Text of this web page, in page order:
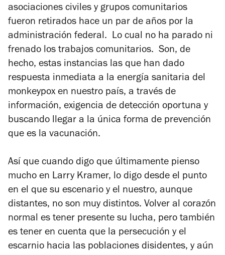
asociaciones civiles y grupos comunitarios
fueron retirados hace un par de años por la
administración federal. Lo cual no ha parado ni
frenado los trabajos comunitarios. Son, de
hecho, estas instancias las que han dado
respuesta inmediata a la energía sanitaria del
monkeypox en nuestro país, a través de
información, exigencia de detección oportuna y
buscando llegar a la única forma de prevención
que es la vacunación.
Así que cuando digo que últimamente pienso
mucho en Larry Kramer, lo digo desde el punto
en el que su escenario y el nuestro, aunque
distantes, no son muy distintos. Volver al corazón
normal es tener presente su lucha, pero también
es tener en cuenta que la persecución y el
escarnio hacia las poblaciones disidentes, y aún